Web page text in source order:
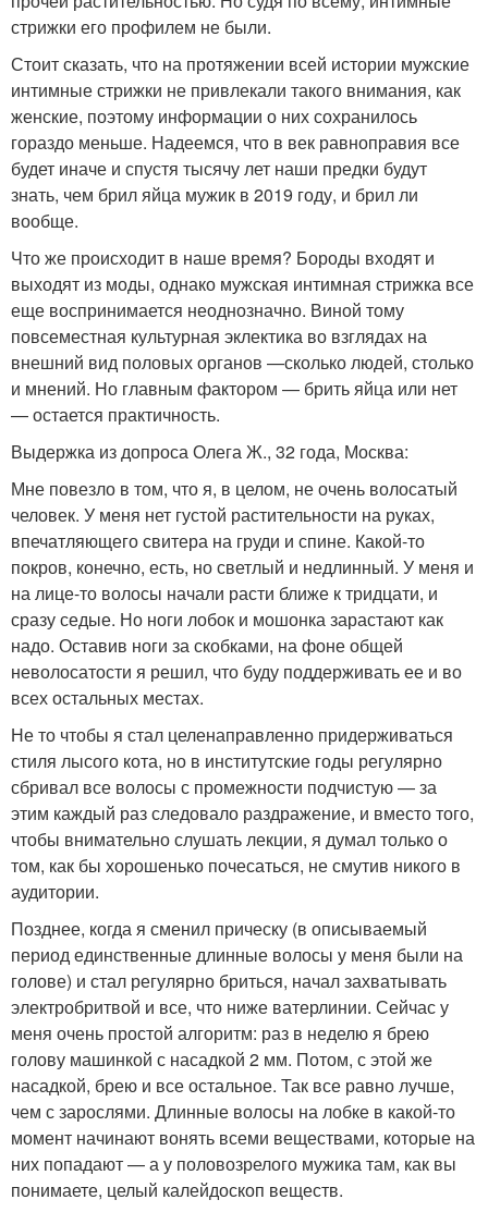
стрижки его профилем не были.
Стоит сказать, что на протяжении всей истории мужские
интимные стрижки не привлекали такого внимания, как
женские, поэтому информации о них сохранилось
гораздо меньше. Надеемся, что в век равноправия все
будет иначе и спустя тысячу лет наши предки будут
знать, чем брил яйца мужик в 2019 году, и брил ли
вообще.
Что же происходит в наше время? Бороды входят и
выходят из моды, однако мужская интимная стрижка все
еще воспринимается неоднозначно. Виной тому
повсеместная культурная эклектика во взглядах на
внешний вид половых органов —сколько людей, столько
и мнений. Но главным фактором — брить яйца или нет
— остается практичность.
Выдержка из допроса Олега Ж., 32 года, Москва:
Мне повезло в том, что я, в целом, не очень волосатый
человек. У меня нет густой растительности на руках,
впечатляющего свитера на груди и спине. Какой-то
покров, конечно, есть, но светлый и недлинный. У меня и
на лице-то волосы начали расти ближе к тридцати, и
сразу седые. Но ноги лобок и мошонка зарастают как
надо. Оставив ноги за скобками, на фоне общей
неволосатости я решил, что буду поддерживать ее и во
всех остальных местах.
Не то чтобы я стал целенаправленно придерживаться
стиля лысого кота, но в институтские годы регулярно
сбривал все волосы с промежности подчистую — за
этим каждый раз следовало раздражение, и вместо того,
чтобы внимательно слушать лекции, я думал только о
том, как бы хорошенько почесаться, не смутив никого в
аудитории.
Позднее, когда я сменил прическу (в описываемый
период единственные длинные волосы у меня были на
голове) и стал регулярно бриться, начал захватывать
электробритвой и все, что ниже ватерлинии. Сейчас у
меня очень простой алгоритм: раз в неделю я брею
голову машинкой с насадкой 2 мм. Потом, с этой же
насадкой, брею и все остальное. Так все равно лучше,
чем с зарослями. Длинные волосы на лобке в какой-то
момент начинают вонять всеми веществами, которые на
них попадают — а у половозрелого мужика там, как вы
понимаете, целый калейдоскоп веществ.